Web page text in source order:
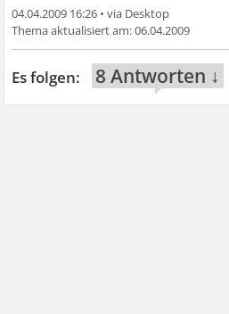
04.04.2009 16:26 •
06.04.2009
8 Antworten ↓